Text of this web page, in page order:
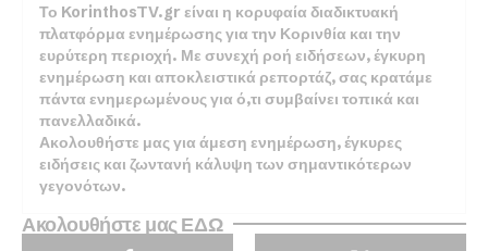
Το KorinthosTV.gr είναι η κορυφαία διαδικτυακή
πλατφόρμα ενημέρωσης για την Κορινθία και την
ευρύτερη περιοχή. Με συνεχή ροή ειδήσεων, έγκυρη
ενημέρωση και αποκλειστικά ρεπορτάζ, σας κρατάμε
πάντα ενημερωμένους για ό,τι συμβαίνει τοπικά και
πανελλαδικά.
Ακολουθήστε μας για άμεση ενημέρωση, έγκυρες
ειδήσεις και ζωντανή κάλυψη των σημαντικότερων
γεγονότων.
Ακολουθήστε μας ΕΔΩ